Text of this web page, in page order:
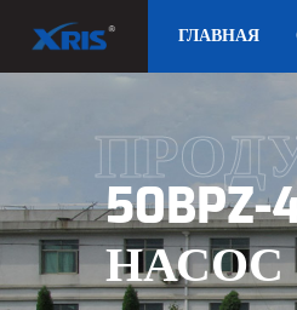
ГЛАВНАЯ
НАСОС